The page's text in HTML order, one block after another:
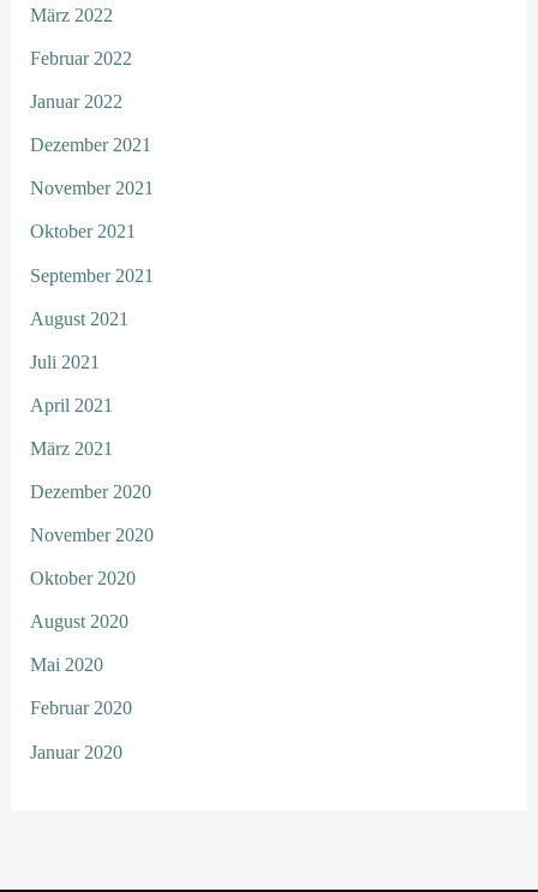
März 2022
Februar 2022
Januar 2022
Dezember 2021
November 2021
Oktober 2021
September 2021
August 2021
Juli 2021
April 2021
März 2021
Dezember 2020
November 2020
Oktober 2020
August 2020
Mai 2020
Februar 2020
Januar 2020